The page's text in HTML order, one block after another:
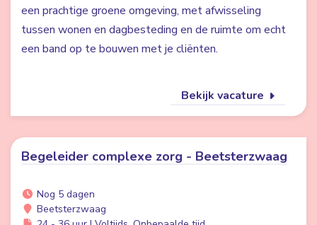
een prachtige groene omgeving, met afwisseling
tussen wonen en dagbesteding en de ruimte om echt
een band op te bouwen met je cliënten.
Bekijk vacature
Begeleider complexe zorg - Beetsterzwaag
Nog 5 dagen
Beetsterzwaag